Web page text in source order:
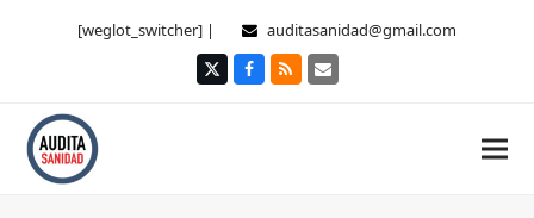
[weglot_switcher] | auditasanidad@gmail.com
TwitterFacebook
RSS Correo